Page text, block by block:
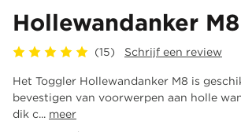
Hollewandanker M8
(15) Schrijf een review
Het Toggler Hollewandanker M8 is
bevestigen van voorwerpen aan holle
dik c... meer